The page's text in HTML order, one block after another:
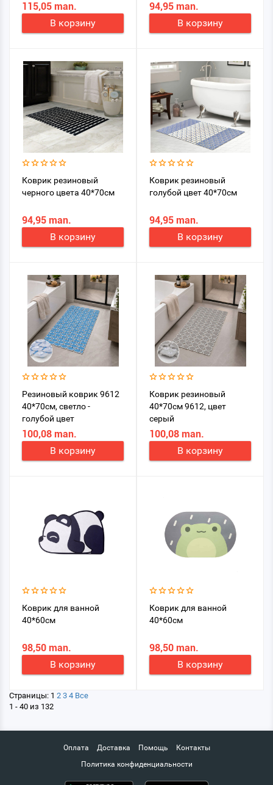
115,05 man.
В корзину
94,95 man.
В корзину
Коврик резиновый
черного цвета 40*70см
94,95 man.
В корзину
Коврик резиновый
голубой цвет 40*70см
94,95 man.
В корзину
Резиновый коврик 9612
40*70см, светло -
голубой цвет
100,08 man.
В корзину
Коврик резиновый
40*70см 9612, цвет
серый
100,08 man.
В корзину
Коврик для ванной
40*60см
98,50 man.
В корзину
Коврик для ванной
40*60см
98,50 man.
В корзину
Страницы: 1 2 3 4 Все
1 - 40 из 132
Оплата Доставка Помощь
Контакты
Политика конфиденциальности